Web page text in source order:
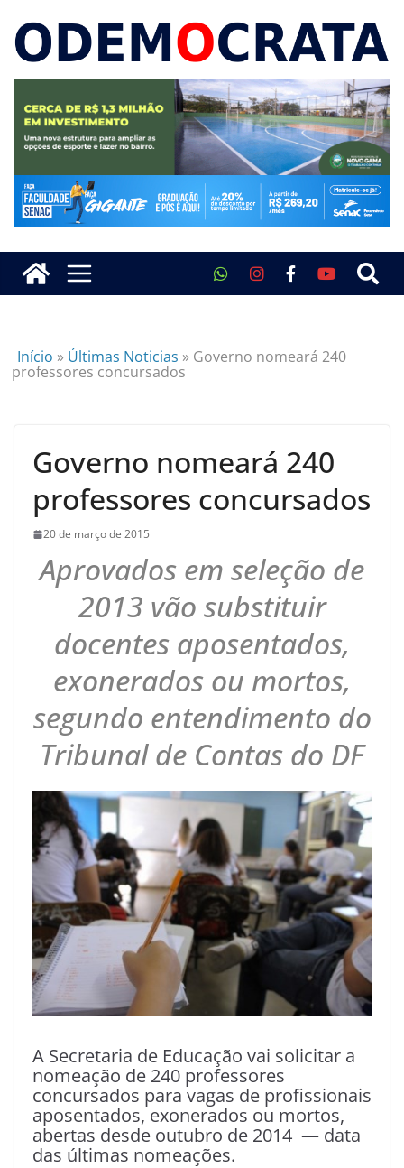
Início » Últimas Noticias » Governo nomeará 240
professores concursados
Governo nomeará 240
professores concursados
20 de março de 2015
Aprovados em seleção de
2013 vão substituir
docentes aposentados,
exonerados ou mortos,
segundo entendimento do
Tribunal de Contas do DF
A Secretaria de Educação vai solicitar a
nomeação de 240 professores
concursados para vagas de profissionais
aposentados, exonerados ou mortos,
abertas desde outubro de 2014 — data
das últimas nomeações.